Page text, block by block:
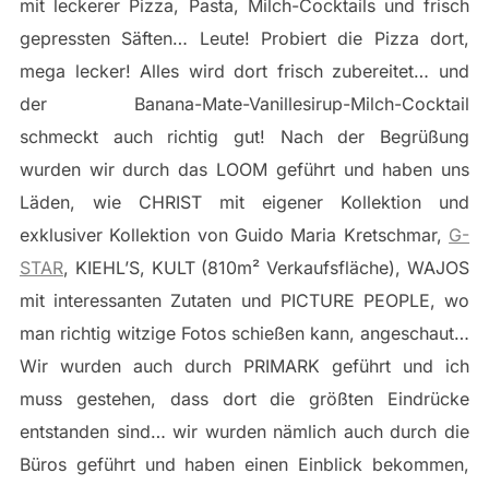
mit leckerer Pizza, Pasta, Milch-Cocktails und frisch
gepressten Säften… Leute! Probiert die Pizza dort,
mega lecker! Alles wird dort frisch zubereitet… und
der Banana-Mate-Vanillesirup-Milch-Cocktail
schmeckt auch richtig gut! Nach der Begrüßung
wurden wir durch das LOOM geführt und haben uns
Läden, wie CHRIST mit eigener Kollektion und
exklusiver Kollektion von Guido Maria Kretschmar, G-
STAR, KIEHL’S, KULT (810m² Verkaufsfläche), WAJOS
mit interessanten Zutaten und PICTURE PEOPLE, wo
man richtig witzige Fotos schießen kann, angeschaut…
Wir wurden auch durch PRIMARK geführt und ich
muss gestehen, dass dort die größten Eindrücke
entstanden sind… wir wurden nämlich auch durch die
Büros geführt und haben einen Einblick bekommen,